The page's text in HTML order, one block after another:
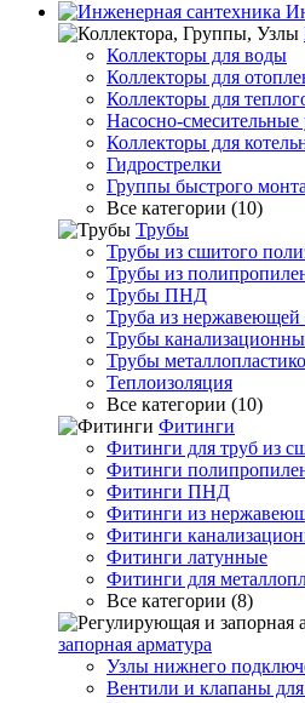
Коллекторы для воды
Коллекторы для
Коллекторы для
Насосно-смесительные
Коллекторы для
Гидрострелки
Группы быстрого
Все категории (10)
Трубы
Трубы из сшитого
Трубы из
Трубы ПНД
Труба из нержавеющей
Трубы
Трубы
Теплоизоляция
Все категории (10)
Фитинги
Фитинги для труб из
Фитинги
Фитинги ПНД
Фитинги из
Фитинги
Фитинги латунные
Фитинги для
Все категории (8)
запорная арматура
Узлы нижнего
Вентили и клапаны для